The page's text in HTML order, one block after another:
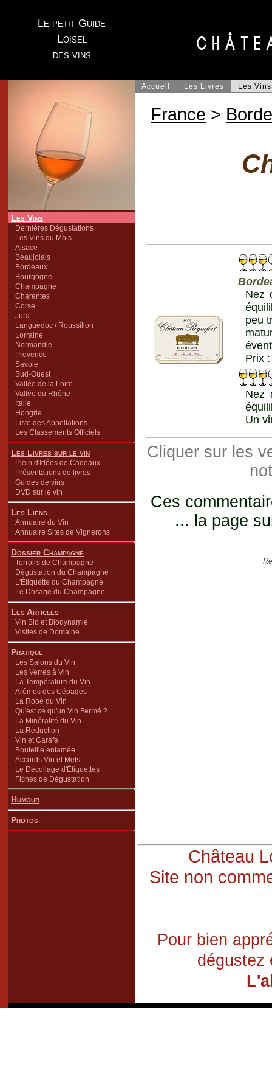
Le petit Guide
Loisel
des vins
Les Vins
Dernières Dégustations
Les Vins du Mois
Alsace
Beaujolais
Bordeaux
Bourgogne
Champagne
Charentes
Corse
Jura
Languedoc / Roussillon
Lorraine
Normandie
Provence
Savoie
Sud-Ouest
Vallée de la Loire
Vallée du Rhône
Italie
Hongrie
Liste des Appellations
Les Classements Officiels
Les Livres sur le vin
Plein d'Idées de Cadeaux
Présentations de livres
Guides de vins
DVD sur le vin
Les Liens
Annuaire du Vin
Annuaire Sites de Vignerons
Dossier Champagne
Terroirs de Champagne
Dégustation du Champagne
L'Étiquette du Champagne
Le Dosage du Champagne
Les Articles
Vin Bio et Biodynamie
Visites de Domaine
Pratique
Les Salons du Vin
Les Verres à Vin
La Température du Vin
Arômes des Cépages
La Robe du Vin
Qu'est ce qu'un Vin Fermé ?
La Minéralité du Vin
La Réduction
Vin et Carafe
Bouteille entamée
Accords Vin et Mets
Le Décollage d'Étiquettes
Fiches de Dégustation
Humour
Photos
Accueil Les Livres Les Vins
France >
Nez
peu
Prix :
Nez
Un
Cliquer sur les
Ces
... la page
Château
Site non
Pour bien
dégustez